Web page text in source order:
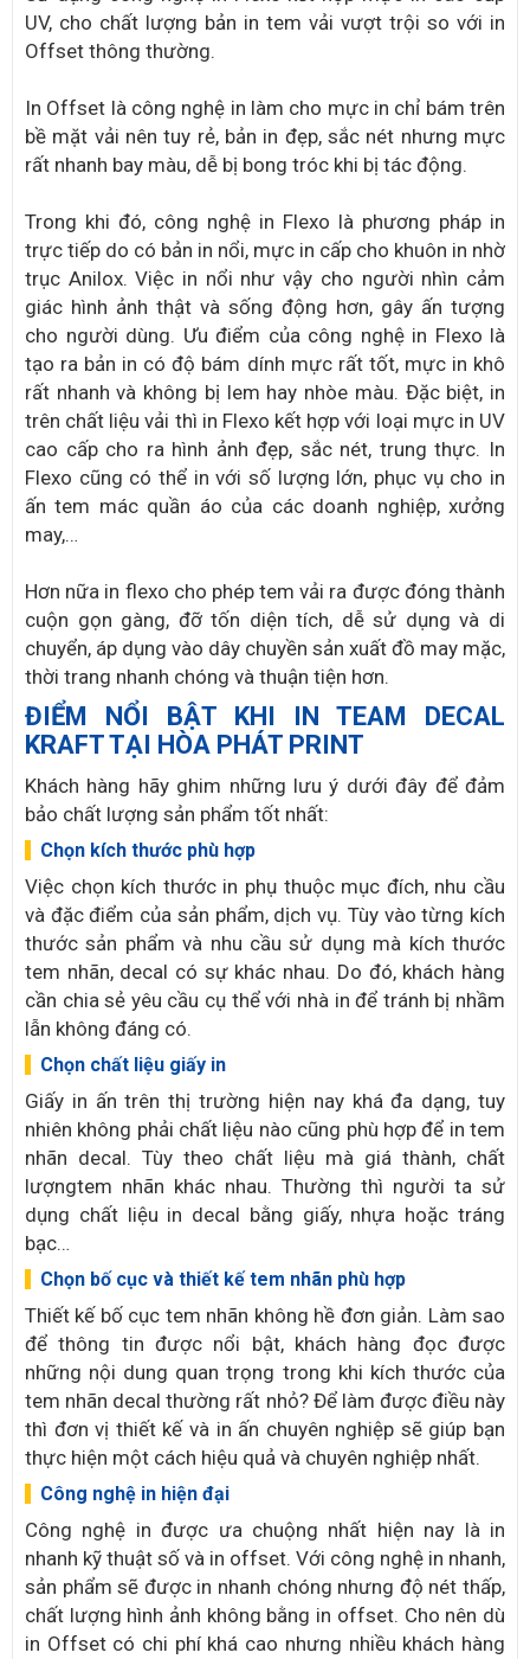
UV, cho chất lượng bản in tem vải vượt trội so với in
Offset thông thường.
In Offset là công nghệ in làm cho mực in chỉ bám trên
bề mặt vải nên tuy rẻ, bản in đẹp, sắc nét nhưng mực
rất nhanh bay màu, dễ bị bong tróc khi bị tác động.
Trong khi đó, công nghệ in Flexo là phương pháp in
trực tiếp do có bản in nổi, mực in cấp cho khuôn in nhờ
trục Anilox. Việc in nổi như vậy cho người nhìn cảm
giác hình ảnh thật và sống động hơn, gây ấn tượng
cho người dùng. Ưu điểm của công nghệ in Flexo là
tạo ra bản in có độ bám dính mực rất tốt, mực in khô
rất nhanh và không bị lem hay nhòe màu. Đặc biệt, in
trên chất liệu vải thì in Flexo kết hợp với loại mực in UV
cao cấp cho ra hình ảnh đẹp, sắc nét, trung thực. In
Flexo cũng có thể in với số lượng lớn, phục vụ cho in
ấn tem mác quần áo của các doanh nghiệp, xưởng
may,…
Hơn nữa in flexo cho phép tem vải ra được đóng thành
cuộn gọn gàng, đỡ tốn diện tích, dễ sử dụng và di
chuyển, áp dụng vào dây chuyền sản xuất đồ may mặc,
thời trang nhanh chóng và thuận tiện hơn.
ĐIỂM NỔI BẬT KHI IN TEAM DECAL
KRAFT TẠI HÒA PHÁT PRINT
Khách hàng hãy ghim những lưu ý dưới đây để đảm
bảo chất lượng sản phẩm tốt nhất:
Chọn kích thước phù hợp
Việc chọn kích thước in phụ thuộc mục đích, nhu cầu
và đặc điểm của sản phẩm, dịch vụ. Tùy vào từng kích
thước sản phẩm và nhu cầu sử dụng mà kích thước
tem nhãn, decal có sự khác nhau. Do đó, khách hàng
cần chia sẻ yêu cầu cụ thể với nhà in để tránh bị nhầm
lẫn không đáng có.
Chọn chất liệu giấy in
Giấy in ấn trên thị trường hiện nay khá đa dạng, tuy
nhiên không phải chất liệu nào cũng phù hợp để in tem
nhãn decal. Tùy theo chất liệu mà giá thành, chất
lượngtem nhãn khác nhau. Thường thì người ta sử
dụng chất liệu in decal bằng giấy, nhựa hoặc tráng
bạc…
Chọn bố cục và thiết kế tem nhãn phù hợp
Thiết kế bố cục tem nhãn không hề đơn giản. Làm sao
để thông tin được nổi bật, khách hàng đọc được
những nội dung quan trọng trong khi kích thước của
tem nhãn decal thường rất nhỏ? Để làm được điều này
thì đơn vị thiết kế và in ấn chuyên nghiệp sẽ giúp bạn
thực hiện một cách hiệu quả và chuyên nghiệp nhất.
Công nghệ in hiện đại
Công nghệ in được ưa chuộng nhất hiện nay là in
nhanh kỹ thuật số và in offset. Với công nghệ in nhanh,
sản phẩm sẽ được in nhanh chóng nhưng độ nét thấp,
chất lượng hình ảnh không bằng in offset. Cho nên dù
in Offset có chi phí khá cao nhưng nhiều khách hàng